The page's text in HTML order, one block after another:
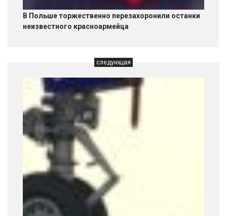
В Польше торжественно перезахоронили останки
неизвестного красноармейца
следующая